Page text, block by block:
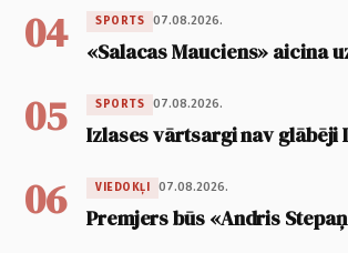
04 SPORTS 07.08.2026.
«Salacas Mauciens» aicina
05 SPORTS 07.08.2026.
Izlases vārtsargi nav glābēji
06 VIEDOKĻI 07.08.2026.
Premjers būs «Andris